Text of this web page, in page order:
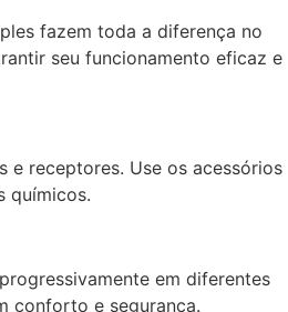
fazem toda a diferença no
seu funcionamento eficaz e
e receptores. Use os acessórios
químicos.
em diferentes
conforto e segurança.